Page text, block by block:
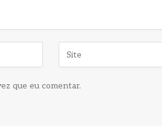
que eu comentar.